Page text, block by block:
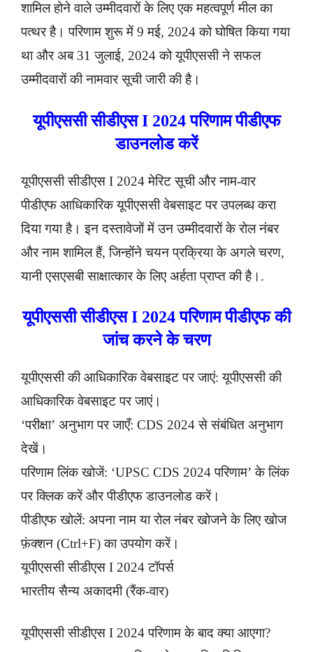
शामिल होने वाले उम्मीदवारों के लिए एक महत्वपूर्ण मील का
पत्थर है। परिणाम शुरू में 9 मई, 2024 को घोषित किया गया
था और अब 31 जुलाई, 2024 को यूपीएससी ने सफल
उम्मीदवारों की नामवार सूची जारी की है।
यूपीएससी सीडीएस I 2024 परिणाम पीडीएफ
डाउनलोड करें
यूपीएससी सीडीएस I 2024 मेरिट सूची और नाम-वार
पीडीएफ आधिकारिक यूपीएससी वेबसाइट पर उपलब्ध करा
दिया गया है। इन दस्तावेजों में उन उम्मीदवारों के रोल नंबर
और नाम शामिल हैं, जिन्होंने चयन प्रक्रिया के अगले चरण,
यानी एसएसबी साक्षात्कार के लिए अर्हता प्राप्त की है।.
यूपीएससी सीडीएस I 2024 परिणाम पीडीएफ की
जांच करने के चरण
यूपीएससी की आधिकारिक वेबसाइट पर जाएं: यूपीएससी की
आधिकारिक वेबसाइट पर जाएं।
‘परीक्षा’ अनुभाग पर जाएँ: CDS 2024 से संबंधित अनुभाग
देखें।
परिणाम लिंक खोजें: ‘UPSC CDS 2024 परिणाम’ के लिंक
पर क्लिक करें और पीडीएफ डाउनलोड करें।
पीडीएफ खोलें: अपना नाम या रोल नंबर खोजने के लिए खोज
फ़ंक्शन (Ctrl+F) का उपयोग करें।
यूपीएससी सीडीएस I 2024 टॉपर्स
भारतीय सैन्य अकादमी (रैंक-वार)
यूपीएससी सीडीएस I 2024 परिणाम के बाद क्या आएगा?